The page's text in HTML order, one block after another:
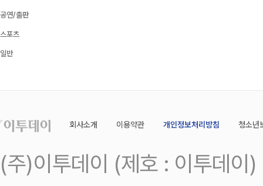
공연/출판
스포츠
일반
회사소개 이용약관 개인정보처리방침 청소년
(주)이투데이 (제호 : 이투데